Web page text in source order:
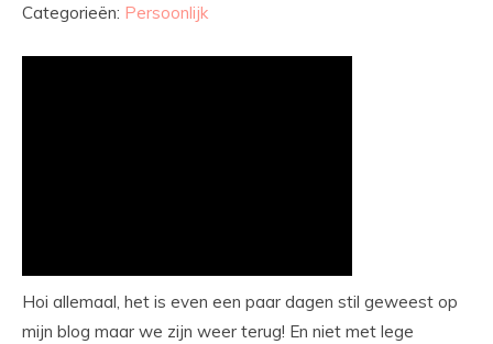
Categorieën: Persoonlijk
Hoi allemaal, het is even een paar dagen stil geweest op
mijn blog maar we zijn weer terug! En niet met lege